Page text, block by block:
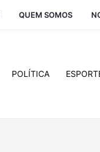
QUEM SOMOS
POLÍTICA